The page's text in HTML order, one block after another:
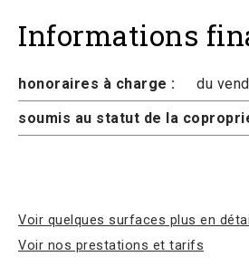
Informations
honoraires à charge :
du
soumis au statut de la
Voir quelques surfaces plus en détail
Voir nos prestations et tarifs